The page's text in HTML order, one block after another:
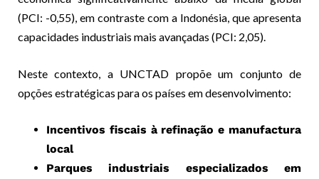
(PCI: -0,55), em contraste com a Indonésia, que apresenta
capacidades industriais mais avançadas (PCI: 2,05).
Neste contexto, a UNCTAD propõe um conjunto de
opções estratégicas para os países em desenvolvimento:
Incentivos fiscais à refinação e manufactura
local
Parques industriais especializados em